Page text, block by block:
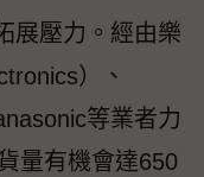
展壓力。經由樂
）、
等業者力
量有機會達650